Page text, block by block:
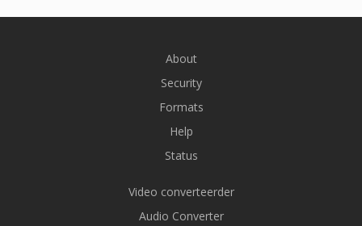
About
Security
Formats
Help
Status
Video converteerder
Audio Converter